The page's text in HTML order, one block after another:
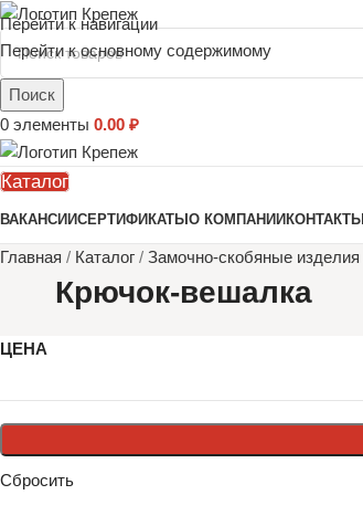
Перейти к навигации
Перейти к основному содержимому
Поиск
0 элементы 0.00 ₽
Каталог
ВАКАНСИИСЕРТИФИКАТЫ О КОМПАНИИ КОНТАКТЫ
Главная / Каталог / Замочно-скобяные изделия
Крючок-вешалка
ЦЕНА
Сбросить